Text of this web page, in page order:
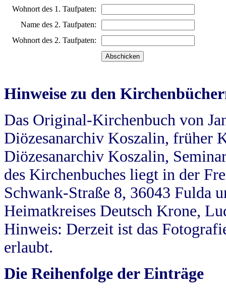
Wohnort des 1. Taufpaten:
Name des 2. Taufpaten:
Wohnort des 2. Taufpaten:
Hinweise zu den
Das Original-Kirchenbuch von
Diözesanarchiv Koszalin, früher
Diözesanarchiv Koszalin,
des Kirchenbuches liegt in der
Schwank-Straße 8, 36043 Fulda
Heimatkreises Deutsch Krone,
Hinweis: Derzeit ist das
erlaubt.
Die Reihenfolge der Einträge